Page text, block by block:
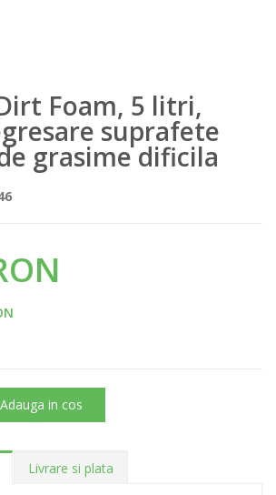
Foam, 5 litri,
suprafete
grasime dificila
Adauga in cos
Livrare si plata